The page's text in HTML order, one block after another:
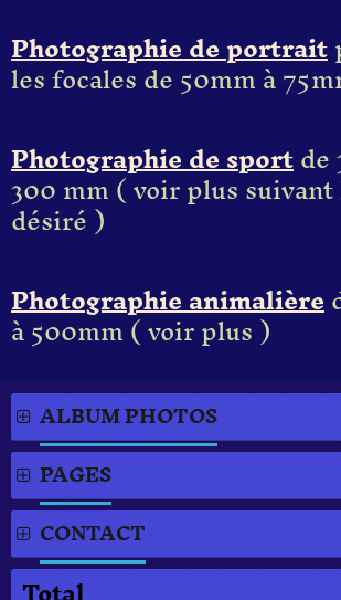
Photographie de portrait
les focales de 50mm à
Photographie de sportde
300 mm ( voir plus
désiré )
Photographie animalière
à 500mm ( voir plus )
ALBUM PHOTOS
PAGES
CONTACT